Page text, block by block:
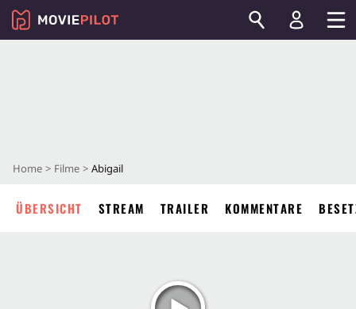
Home Filme Abigail
ÜBERSICHT STREAM TRAILER KOMMENTARE